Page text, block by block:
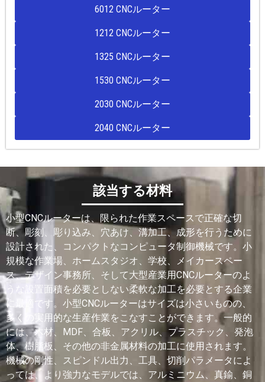
6012 CNCルーター
1212 CNCルーター
1325 CNCルーター
1530 CNCルーター
2030 CNCルーター
2040 CNCルーター
該当する材料
小型CNCルーターは、限られた作業スペースで正確な切
断、彫刻、彫り込み、穴あけ、溝加工、成形を行うために
設計された、コンパクトなコンピュータ制御機械です。小
規模な作業場、ホームスタジオ、学校、メイカースペー
ス、デザイン事務所、そして大型産業用CNCルーターのよ
うな設置面積を必要としない柔軟な加工を必要とする企業
に最適です。小型CNCルーターはサイズは小さいものの、
多くの実用的な生産作業をこなすことができます。一般的
には、木材、MDF、合板、アクリル、プラスチック、発泡
体、樹脂板、その他の非金属材料の加工に使用されます。
機械の剛性、スピンドル出力、工具、切削パラメータによ
っては、より強力なモデルでは、アルミニウム、真鍮、銅